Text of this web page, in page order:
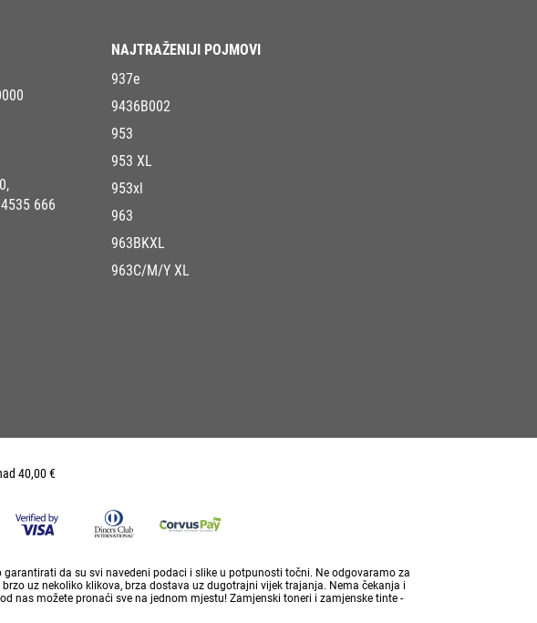
,
666
NAJTRAŽENIJI POJMOVI
937e
9436B002
953
953 XL
953xl
963
963BKXL
963C/M/Y XL
40,00 €
da su svi navedeni podaci i slike u potpunosti točni. Ne odgovaramo za
uz nekoliko klikova, brza dostava uz dugotrajni vijek trajanja. Nema čekanja i
nas možete pronaći sve na jednom mjestu! Zamjenski toneri i zamjenske tinte -